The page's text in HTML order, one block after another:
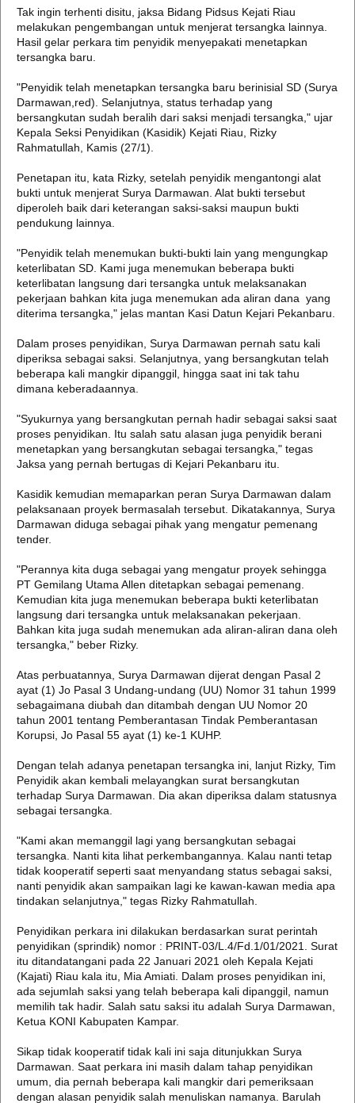
Tak ingin terhenti disitu, jaksa Bidang Pidsus Kejati Riau
melakukan pengembangan untuk menjerat tersangka lainnya.
Hasil gelar perkara tim penyidik menyepakati menetapkan
tersangka baru.
"Penyidik telah menetapkan tersangka baru berinisial SD (Surya
Darmawan,red). Selanjutnya, status terhadap yang
bersangkutan sudah beralih dari saksi menjadi tersangka," ujar
Kepala Seksi Penyidikan (Kasidik) Kejati Riau, Rizky
Rahmatullah, Kamis (27/1).
Penetapan itu, kata Rizky, setelah penyidik mengantongi alat
bukti untuk menjerat Surya Darmawan. Alat bukti tersebut
diperoleh baik dari keterangan saksi-saksi maupun bukti
pendukung lainnya.
"Penyidik telah menemukan bukti-bukti lain yang mengungkap
keterlibatan SD. Kami juga menemukan beberapa bukti
keterlibatan langsung dari tersangka untuk melaksanakan
pekerjaan bahkan kita juga menemukan ada aliran dana yang
diterima tersangka," jelas mantan Kasi Datun Kejari Pekanbaru.
Dalam proses penyidikan, Surya Darmawan pernah satu kali
diperiksa sebagai saksi. Selanjutnya, yang bersangkutan telah
beberapa kali mangkir dipanggil, hingga saat ini tak tahu
dimana keberadaannya.
"Syukurnya yang bersangkutan pernah hadir sebagai saksi saat
proses penyidikan. Itu salah satu alasan juga penyidik berani
menetapkan yang bersangkutan sebagai tersangka," tegas
Jaksa yang pernah bertugas di Kejari Pekanbaru itu.
Kasidik kemudian memaparkan peran Surya Darmawan dalam
pelaksanaan proyek bermasalah tersebut. Dikatakannya, Surya
Darmawan diduga sebagai pihak yang mengatur pemenang
tender.
"Perannya kita duga sebagai yang mengatur proyek sehingga
PT Gemilang Utama Allen ditetapkan sebagai pemenang.
Kemudian kita juga menemukan beberapa bukti keterlibatan
langsung dari tersangka untuk melaksanakan pekerjaan.
Bahkan kita juga sudah menemukan ada aliran-aliran dana oleh
tersangka," beber Rizky.
Atas perbuatannya, Surya Darmawan dijerat dengan Pasal 2
ayat (1) Jo Pasal 3 Undang-undang (UU) Nomor 31 tahun 1999
sebagaimana diubah dan ditambah dengan UU Nomor 20
tahun 2001 tentang Pemberantasan Tindak Pemberantasan
Korupsi, Jo Pasal 55 ayat (1) ke-1 KUHP.
Dengan telah adanya penetapan tersangka ini, lanjut Rizky, Tim
Penyidik akan kembali melayangkan surat bersangkutan
terhadap Surya Darmawan. Dia akan diperiksa dalam statusnya
sebagai tersangka.
"Kami akan memanggil lagi yang bersangkutan sebagai
tersangka. Nanti kita lihat perkembangannya. Kalau nanti tetap
tidak kooperatif seperti saat menyandang status sebagai saksi,
nanti penyidik akan sampaikan lagi ke kawan-kawan media apa
tindakan selanjutnya," tegas Rizky Rahmatullah.
Penyidikan perkara ini dilakukan berdasarkan surat perintah
penyidikan (sprindik) nomor : PRINT-03/L.4/Fd.1/01/2021. Surat
itu ditandatangani pada 22 Januari 2021 oleh Kepala Kejati
(Kajati) Riau kala itu, Mia Amiati. Dalam proses penyidikan ini,
ada sejumlah saksi yang telah beberapa kali dipanggil, namun
memilih tak hadir. Salah satu saksi itu adalah Surya Darmawan,
Ketua KONI Kabupaten Kampar.
Sikap tidak kooperatif tidak kali ini saja ditunjukkan Surya
Darmawan. Saat perkara ini masih dalam tahap penyidikan
umum, dia pernah beberapa kali mangkir dari pemeriksaan
dengan alasan penyidik salah menuliskan namanya. Barulah